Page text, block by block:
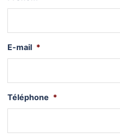
E-mail *
Téléphone *